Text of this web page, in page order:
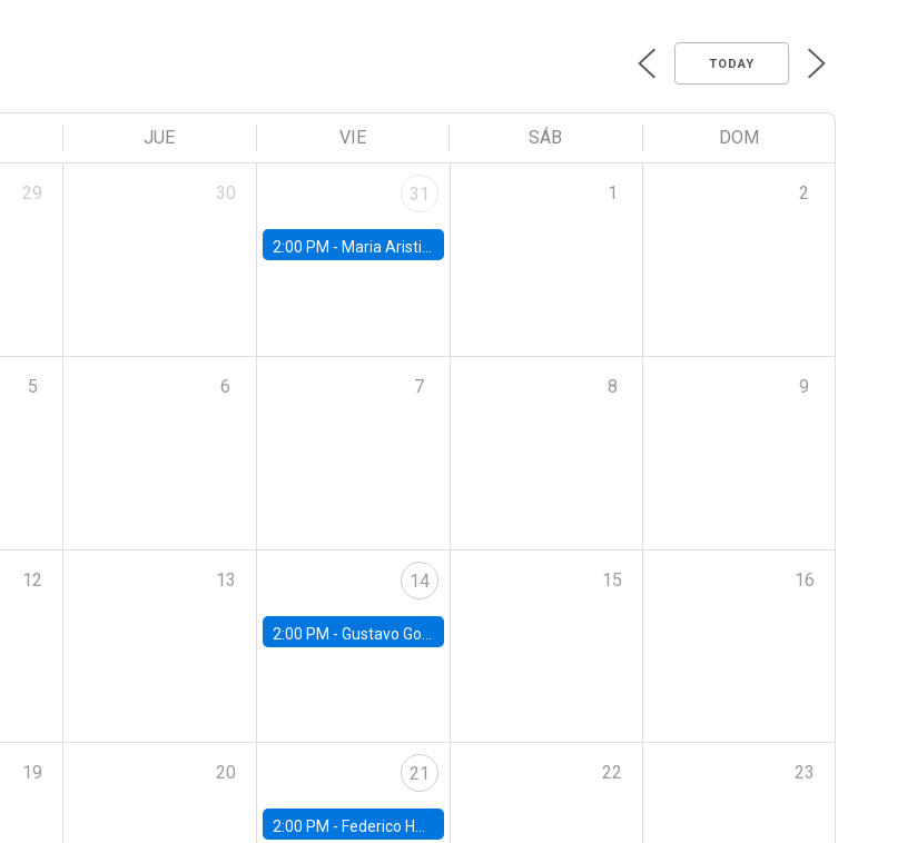
TODAY
JUE VIE SÁB DOM
29 30 31
2:00 PM - Maria Aristizabal-Ramirez, FED Board
1 2
5 6 7 8 9
12 13 14
2:00 PM - Gustavo González - Banco Central de Chile
15 16
19 20 21
2:00 PM - Federico Huneeus - Banco Central de Chile
22 23